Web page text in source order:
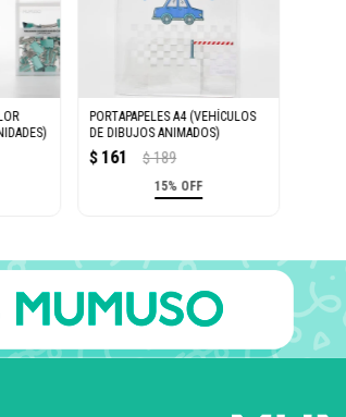
PORTAPAPELES A4 (VEHÍCULOS
DE DIBUJOS ANIMADOS)
$ 161 $ 189
15% OFF